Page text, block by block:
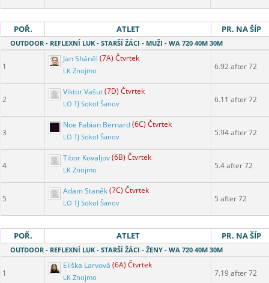
POŘ. ATLET PR. NA ŠÍP
OUTDOOR - REFLEXNÍ LUK - STARŠÍ ŽÁCI - MUŽI - WA 720 40M 30M
1
Jan Sháněl (7A) Čtvrtek
LK Znojmo 6.92 after 72
2
Viktor Vašut(7D) Čtvrtek
LO TJ Sokol Šanov 6.11 after 72
3
Noe Fabian Bernard(6C) Čtvrtek
LO TJ Sokol Šanov 5.94 after 72
4
Tibor Kovaljov(6B) Čtvrtek
LK Znojmo 5.4 after 72
5
Adam Staněk(7C) Čtvrtek
LO TJ Sokol Šanov 5 after 72
POŘ. ATLET PR. NA ŠÍP
OUTDOOR - REFLEXNÍ LUK - STARŠÍ ŽÁCI - ŽENY - WA 720 40M 30M
1
Eliška Larvová (6A) Čtvrtek
LK Znojmo 7.19 after 72